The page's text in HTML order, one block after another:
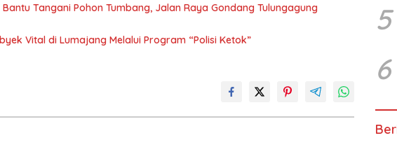
Tangani Pohon Tumbang, Jalan Raya Gondang Tulungagung
Vital di Lumajang Melalui Program “Polisi Ketok”
5
6